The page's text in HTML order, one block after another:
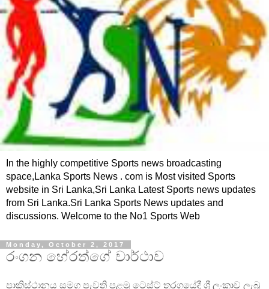
In the highly competitive Sports news broadcasting
space,Lanka Sports News . com is Most visited Sports
website in Sri Lanka,Sri Lanka Latest Sports news updates
from Sri Lanka.Sri Lanka Sports News updates and
discussions. Welcome to the No1 Sports Web
Monday, October 2, 2017
රංගන හේරත්ගේ වාර්ථාව
පාකිස්ථානය සමග පැවති පළමු ටෙස්ට් තරගයේදී ශ්‍රී ලංකාව ලැබූ